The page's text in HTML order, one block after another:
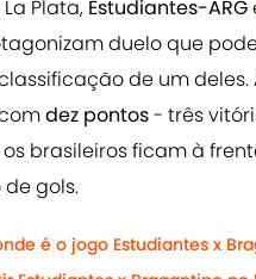
La Plata, Estudiantes-ARG
duelo que
de um deles.
dez pontos- três
brasileiros ficam à
gols.
é o jogo Estudiantes x